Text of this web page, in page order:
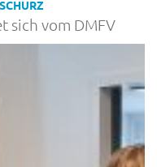
sich vom DMFV